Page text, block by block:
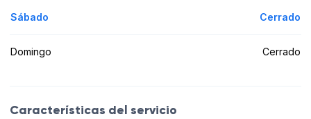
Sábado Cerrado
Domingo Cerrado
Características del servicio